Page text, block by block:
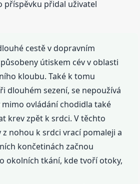
příspěvku přidal uživatel
cestě v dopravním
útiskem cév v oblasti
kloubu. Také k tomu
dlouhém sezení, se nepoužívá
ovládání chodidla také
krev zpět k srdci. V těchto
nohou k srdci vrací pomaleji a
končetinách začnou
okolních tkání, kde tvoří otoky,